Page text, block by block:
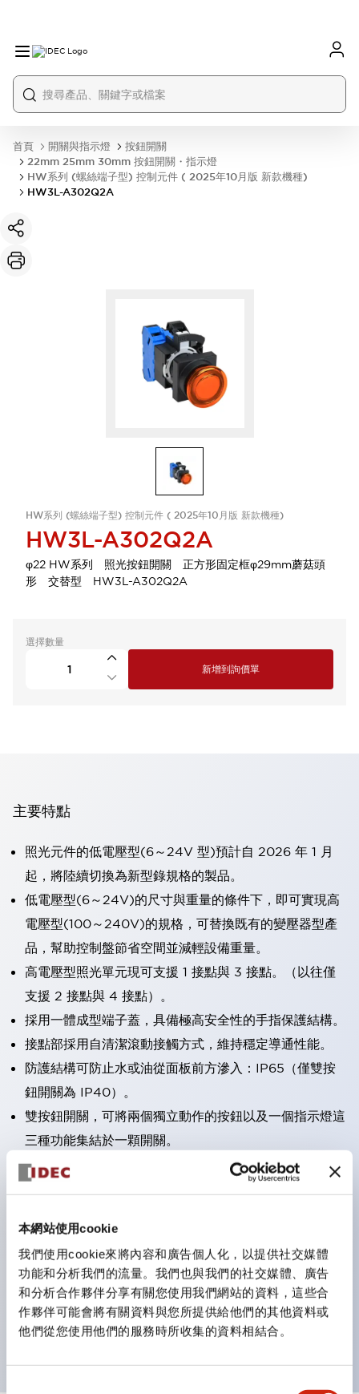
本網站使用cookie
我們使用cookie來將內容和廣告個人化，以提供社交媒體
功能和分析我們的流量。我們也與我們的社交媒體、廣告
和分析合作夥伴分享有關您使用我們網站的資料，這些合
作夥伴可能會將有關資料與您所提供給他們的其他資料或
他們從您使用他們的服務時所收集的資料相結合。
首頁 開關與指示燈
按鈕開關
22mm 25mm 30mm 按鈕開關・指示燈
HW系列 (螺絲端子型) 控制元件 ( 2025年10月版 新款機種)
HW3L-A302Q2A
HW系列 (螺絲端子型) 控制元件 ( 2025年10月版 新款機種)
HW3L-A302Q2A
φ22 HW系列 照光按鈕開關 正方形固定框φ29mm蘑菇頭
形 交替型 HW3L-A302Q2A
選擇數量
新增到詢價單
主要特點
照光元件的低電壓型(6～24V 型)預計自 2026 年 1 月
起，將陸續切換為新型錄規格的製品。
低電壓型(6～24V)的尺寸與重量的條件下，即可實現高
電壓型(100～240V)的規格，可替換既有的變壓器型產
品，幫助控制盤節省空間並減輕設備重量。
高電壓型照光單元現可支援 1 接點與 3 接點。（以往僅
支援 2 接點與 4 接點）。
採用一體成型端子蓋，具備極高安全性的手指保護結構。
接點部採用自清潔滾動接觸方式，維持穩定導通性能。
防護結構可防止水或油從面板前方滲入：IP65（僅雙按
鈕開關為 IP40）。
雙按鈕開關，可將兩個獨立動作的按鈕以及一個指示燈這
三種功能集結於一顆開關。
完整支援全球各地需求的多種電壓規格。
顏色。
支援色彩通用設計（CUD）：可清楚辨識正方平頭形指
示燈的亮燈/熄燈狀態，以及點燈時的顏色識別。
符合 ISO 3864-4 安全色規範：在危險或緊急狀況下，
顏色表現更明確鮮明，便於更多人識別。